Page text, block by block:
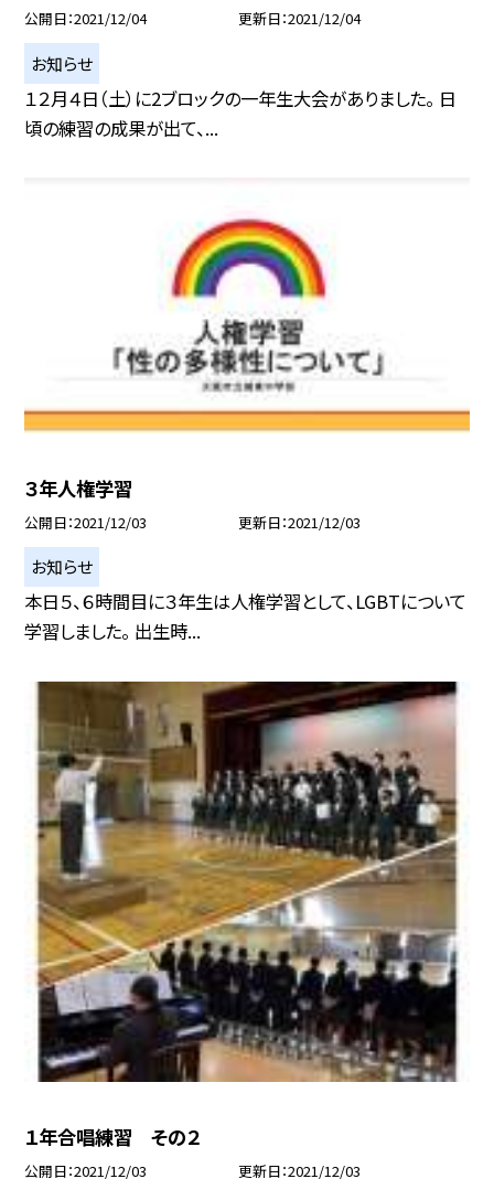
公開日 2021/12/04 更新日 2021/12/04
お知らせ
１２月４日（土）に2ブロックの一年生大会がありました。 日
頃の練習の成果が出て、...
３年人権学習
公開日 2021/12/03 更新日 2021/12/03
お知らせ
本日５、６時間目に３年生は人権学習として、LGBTについて
学習しました。 出生時...
１年合唱練習 その２
公開日 2021/12/03 更新日 2021/12/03